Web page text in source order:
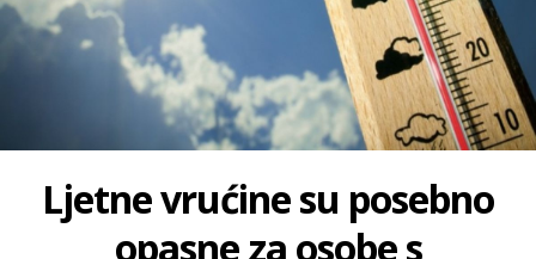
Ljetne vrućine su posebno
opasne za osobe s